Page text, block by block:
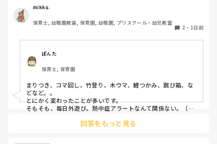
何が合わなかったのか。
次に同じことにならないためにちょっと考えてみると良いかも
です😊
のみ）・乾布摩擦（年中組以上児が体育の時間に体操服の上
から行っています）があります。
♪
mikku.
保育士, 幼稚園教諭, 保育園, 幼稚園, プリスクール・幼児教室
2 ・ 1日前
ぽんた
保育士, 保育園
まりつき、コマ回し、竹登り、木ウマ、鯉つかみ、跳び箱、な
どなど。。
とにかく変わったことが多いです。
そもそも、毎日外遊び。熱中症アラートなんて関係ない。（日
回答をもっと見る